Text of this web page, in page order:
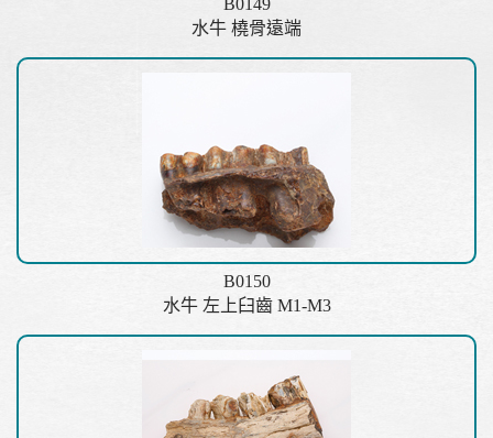
B0149
水牛 橈骨遠端
B0150
水牛 左上臼齒 M1-M3